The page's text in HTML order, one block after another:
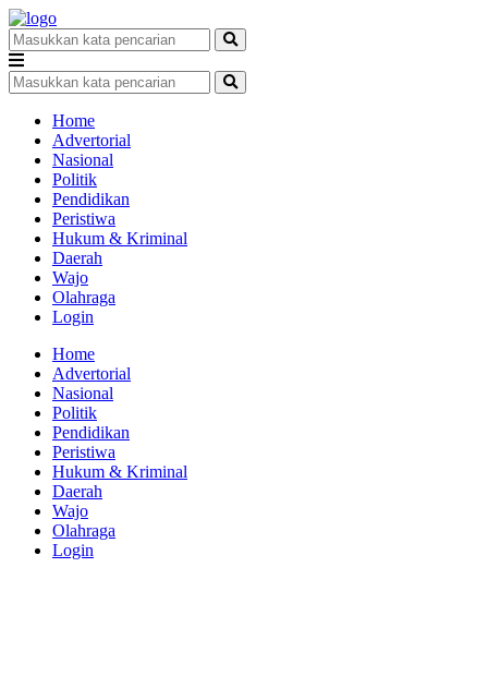
Home
Advertorial
Nasional
Politik
Pendidikan
Peristiwa
Hukum & Kriminal
Daerah
Wajo
Olahraga
Login
Home
Advertorial
Nasional
Politik
Pendidikan
Peristiwa
Hukum & Kriminal
Daerah
Wajo
Olahraga
Login